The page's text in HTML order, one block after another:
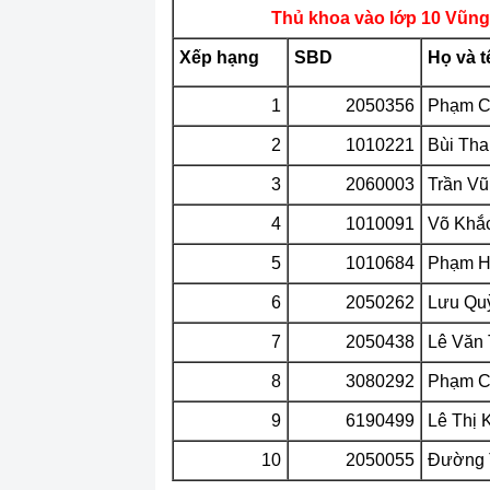
Thủ khoa vào lớp 10
Xếp hạng SBD Họ và
1 2050356 Phạm
2 1010221 Bùi
3 2060003 Trần
4 1010091 Võ
5 1010684 Phạm
6 2050262 Lưu
7 2050438 Lê Văn
8 3080292 Phạm
9 6190499 Lê Thị
10 2050055 Đường